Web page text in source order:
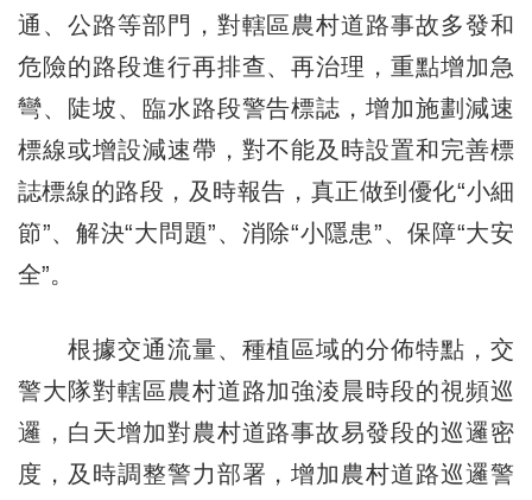
通、公路等部門，對轄區農村道路事故多發和
危險的路段進行再排查、再治理，重點增加急
彎、陡坡、臨水路段警告標誌，增加施劃減速
標線或增設減速帶，對不能及時設置和完善標
誌標線的路段，及時報告，真正做到優化“小細
節”、解決“大問題”、消除“小隱患”、保障“大安
全”。
根據交通流量、種植區域的分佈特點，交
警大隊對轄區農村道路加強淩晨時段的視頻巡
邏，白天增加對農村道路事故易發段的巡邏密
度，及時調整警力部署，增加農村道路巡邏警